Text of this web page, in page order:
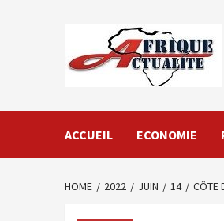
ACCUEIL ECONOMIE
HOME 2022 JUIN 14 CÔTE